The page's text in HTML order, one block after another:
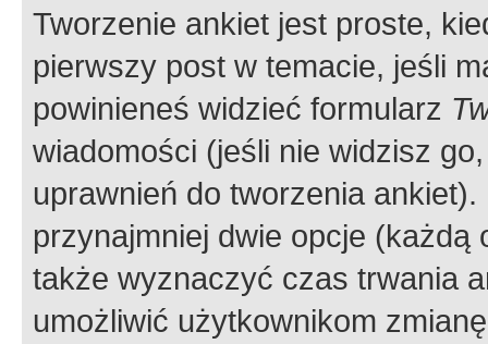
Tworzenie ankiet jest proste,
pierwszy post w temacie, jeśli
powinieneś widzieć formularz
wiadomości (jeśli nie widzisz
uprawnień do tworzenia
przynajmniej dwie opcje
także wyznaczyć czas trwania
umożliwić użytkownikom